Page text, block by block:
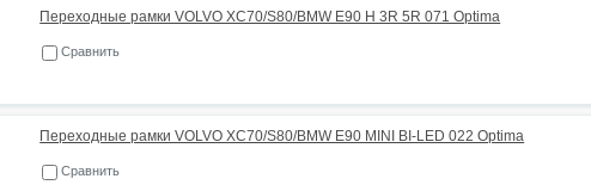
Переходные рамки VOLVO XC70/S80/BMW E90 H 3R 5R 071 Optima
Сравнить
Переходные рамки VOLVO XC70/S80/BMW E90 MINI BI-LED 022 Optima
Сравнить